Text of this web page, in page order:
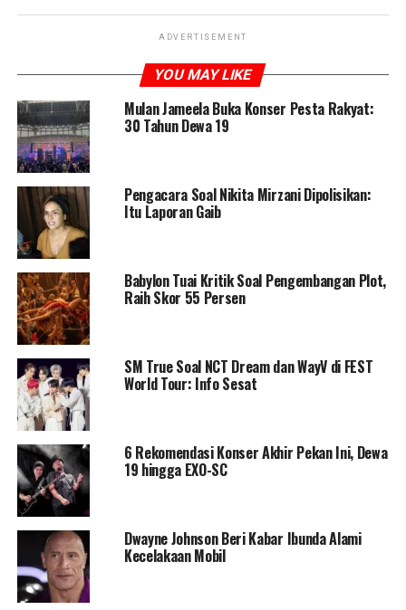
ADVERTISEMENT
YOU MAY LIKE
Mulan Jameela Buka Konser Pesta Rakyat:
30 Tahun Dewa 19
Pengacara Soal Nikita Mirzani Dipolisikan:
Itu Laporan Gaib
Babylon Tuai Kritik Soal Pengembangan Plot,
Raih Skor 55 Persen
SM True Soal NCT Dream dan WayV di FEST
World Tour: Info Sesat
6 Rekomendasi Konser Akhir Pekan Ini, Dewa
19 hingga EXO-SC
Dwayne Johnson Beri Kabar Ibunda Alami
Kecelakaan Mobil